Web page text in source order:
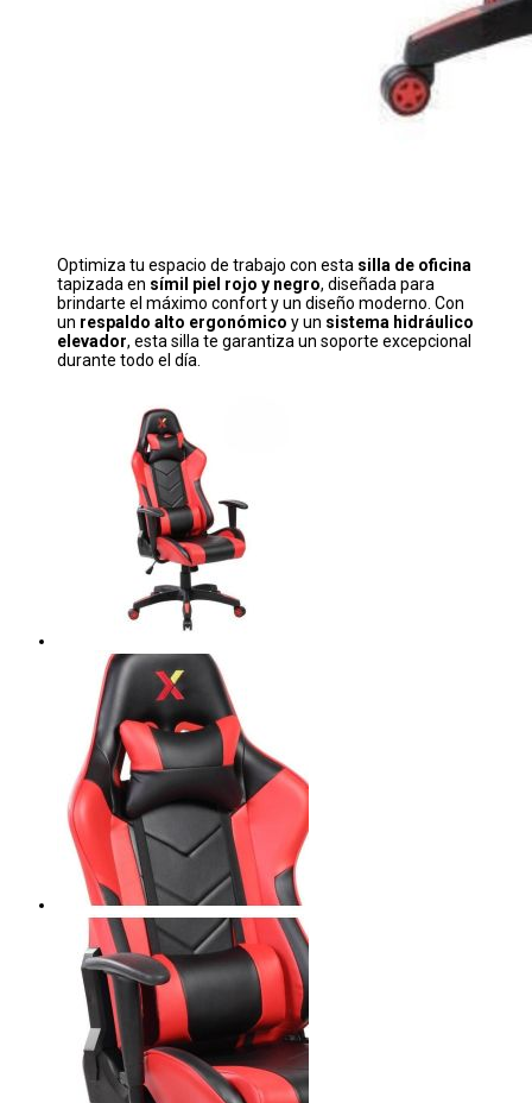
Optimiza tu espacio de trabajo con esta silla de oficina
tapizada en símil piel rojo y negro, diseñada para
brindarte el máximo confort y un diseño moderno. Con
un respaldo alto ergonómico y un sistema hidráulico
elevador, esta silla te garantiza un soporte excepcional
durante todo el día.